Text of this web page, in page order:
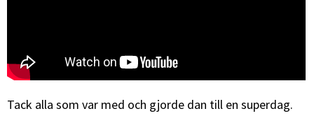
Tack alla som var med och gjorde dan till en superdag.